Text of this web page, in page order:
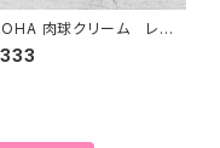
肉球クリーム レモ
カリの香りタイプ 犬猫
33g